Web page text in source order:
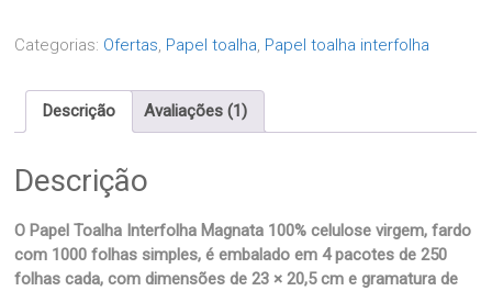
Categorias: Ofertas, Papel toalha, Papel toalha interfolha
Descrição Avaliações (1)
Descrição
O Papel Toalha Interfolha Magnata 100% celulose virgem, fardo
com 1000 folhas simples, é embalado em 4 pacotes de 250
folhas cada, com dimensões de 23 × 20,5 cm e gramatura de